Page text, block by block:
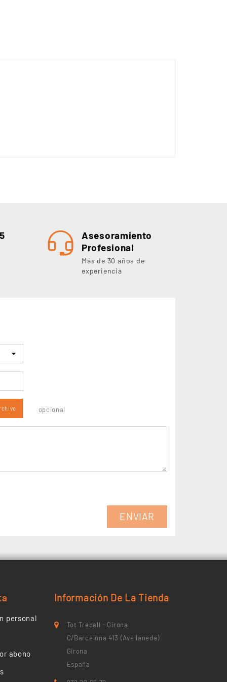
Asesoramiento
Profesional
Más de 30 años de
experiencia
opcional
personal
abono
Información De La Tienda
Tot Treball - Girona
C/Barcelona 413 (Avellaneda)
Girona
España